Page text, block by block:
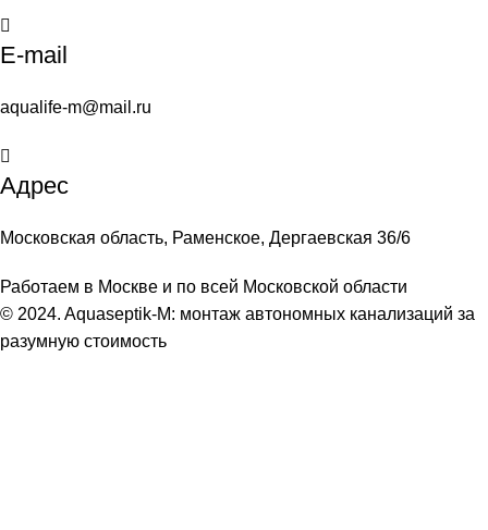
E-mail
aqualife-m@mail.ru
Адрес
Московская область, Раменское, Дергаевская 36/6
Работаем в Москве и по всей Московской области
© 2024. Aquaseptik-M: монтаж автономных канализаций за
разумную стоимость